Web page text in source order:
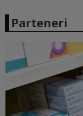
Parteneri